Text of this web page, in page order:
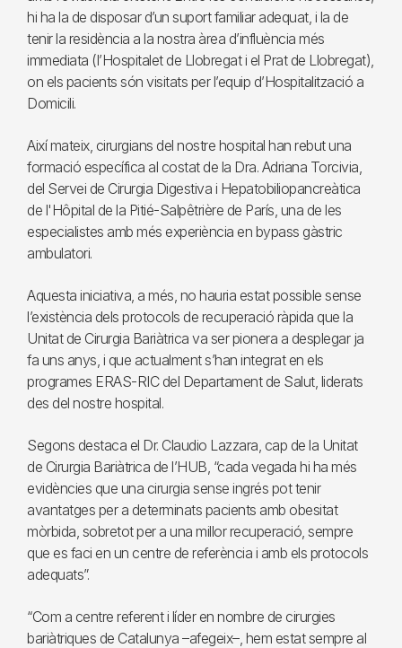
hi ha la de disposar d’un suport familiar adequat, i la de
tenir la residència a la nostra àrea d’influència més
immediata (l’Hospitalet de Llobregat i el Prat de Llobregat),
on els pacients són visitats per l’equip d’Hospitalització a
Domicili.
Així mateix, cirurgians del nostre hospital han rebut una
formació específica al costat de la Dra. Adriana Torcivia,
del Servei de Cirurgia Digestiva i Hepatobiliopancreàtica
de l'Hôpital de la Pitié-Salpêtrière de París, una de les
especialistes amb més experiència en bypass gàstric
ambulatori.
Aquesta iniciativa, a més, no hauria estat possible sense
l’existència dels protocols de recuperació ràpida que la
Unitat de Cirurgia Bariàtrica va ser pionera a desplegar ja
fa uns anys, i que actualment s’han integrat en els
programes ERAS-RIC del Departament de Salut, liderats
des del nostre hospital.
Segons destaca el Dr. Claudio Lazzara, cap de la Unitat
de Cirurgia Bariàtrica de l’HUB, “cada vegada hi ha més
evidències que una cirurgia sense ingrés pot tenir
avantatges per a determinats pacients amb obesitat
mòrbida, sobretot per a una millor recuperació, sempre
que es faci en un centre de referència i amb els protocols
adequats”.
“Com a centre referent i líder en nombre de cirurgies
bariàtriques de Catalunya –afegeix–, hem estat sempre al